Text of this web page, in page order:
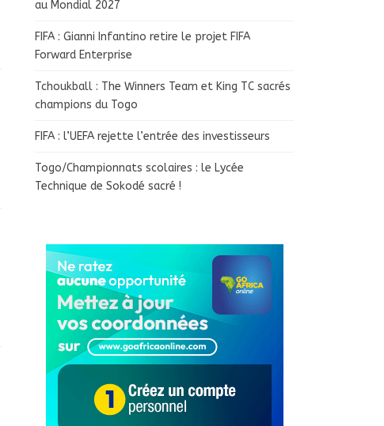
au Mondial 2027
FIFA : Gianni Infantino retire le projet FIFA
Forward Enterprise
Tchoukball : The Winners Team et King TC sacrés
champions du Togo
FIFA : l’UEFA rejette l’entrée des investisseurs
Togo/Championnats scolaires : le Lycée
Technique de Sokodé sacré !